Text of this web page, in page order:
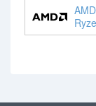
AMD